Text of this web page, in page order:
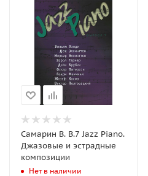
Самарин В. В.7 Jazz Piano.
Джазовые и эстрадные
композиции
Нет в наличии